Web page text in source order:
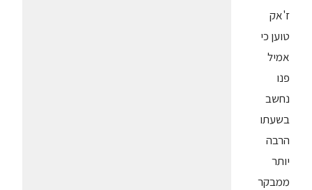
ז'אק
טוען כי
אמיל
פנו
נחשב
בשעתו
הרבה
יותר
ממבקר